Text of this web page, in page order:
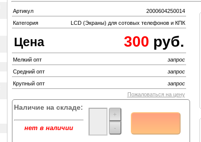
Артикул
2000604250014
Категория
LCD (Экраны) для сотовых телефонов и КПК
Цена 300 руб.
Мелкий опт
запрос
Средний опт
запрос
Крупный опт
запрос
Пожаловаться на цену
Наличие на складе:
нет в наличии
+
-